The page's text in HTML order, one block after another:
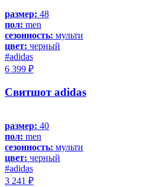
размер: 48
пол: men
сезонность: мульти
цвет: черный
#adidas
6 399 ₽
Свитшот adidas
размер: 40
пол: men
сезонность: мульти
цвет: черный
#adidas
3 241 ₽